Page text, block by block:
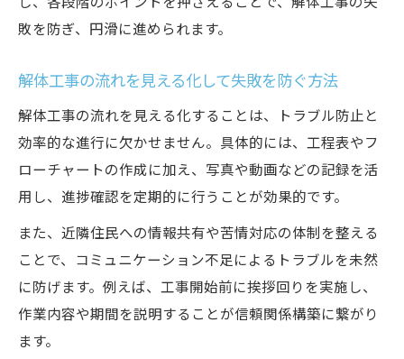
敗を防ぎ、円滑に進められます。
解体工事の流れを見える化して失敗を防ぐ方法
解体工事の流れを見える化することは、トラブル防止と
効率的な進行に欠かせません。具体的には、工程表やフ
ローチャートの作成に加え、写真や動画などの記録を活
用し、進捗確認を定期的に行うことが効果的です。
また、近隣住民への情報共有や苦情対応の体制を整える
ことで、コミュニケーション不足によるトラブルを未然
に防げます。例えば、工事開始前に挨拶回りを実施し、
作業内容や期間を説明することが信頼関係構築に繋がり
ます。